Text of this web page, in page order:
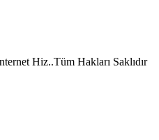
Hiz..Tüm Hakları Saklıdır